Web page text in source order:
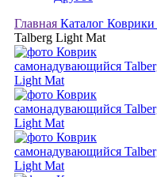
Главная Каталог Коврики
Talberg Light Mat